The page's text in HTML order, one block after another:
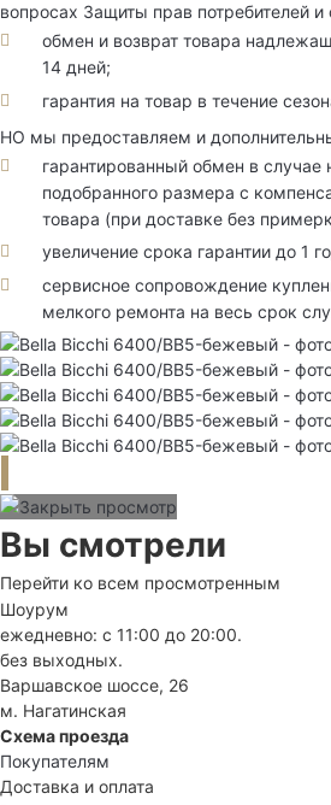
вопросах Защиты прав потребителей и
обмен и возврат товара
14 дней;
гарантия на товар в течение
НО мы предоставляем и
гарантированный обмен в случае
подобранного размера с
товара (при доставке без
увеличение срока гарантии до 1
сервисное сопровождение
мелкого ремонта на весь срок
Вы смотрели
Перейти ко всем просмотренным
Шоурум
ежедневно: с 11:00 до 20:00.
без выходных.
Варшавское шоссе, 26
м. Нагатинская
Схема проезда
Покупателям
Доставка и оплата